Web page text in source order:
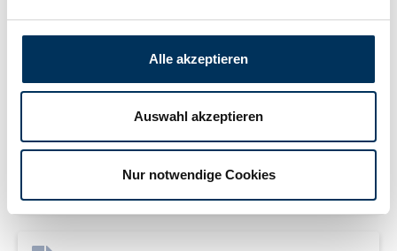
Alle akzeptieren
Auswahl akzeptieren
Nur notwendige Cookies
0,8kg